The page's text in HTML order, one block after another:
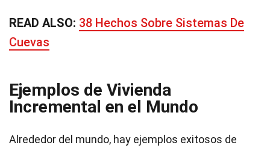
READ ALSO: 38 Hechos Sobre Sistemas De
Cuevas
Ejemplos de Vivienda
Incremental en el Mundo
Alrededor del mundo, hay ejemplos exitosos de